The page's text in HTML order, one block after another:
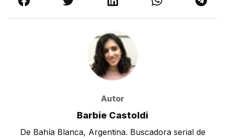
Autor
Barbie Castoldi
De Bahía Blanca, Argentina. Buscadora serial de